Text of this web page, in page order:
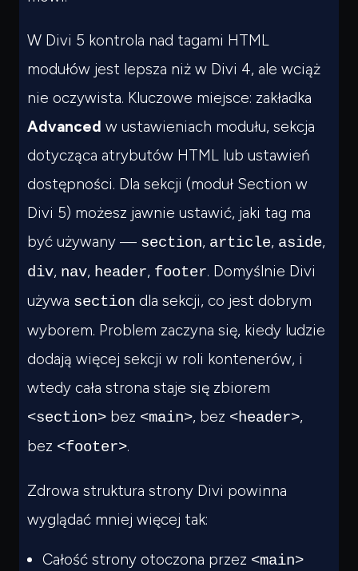
W Divi 5 kontrola nad tagami HTML
modułów jest lepsza niż w Divi 4, ale wciąż
nie oczywista. Kluczowe miejsce: zakładka
Advanced w ustawieniach modułu, sekcja
dotycząca atrybutów HTML lub ustawień
dostępności. Dla sekcji (moduł Section w
Divi 5) możesz jawnie ustawić, jaki tag ma
być używany — section, article, aside,
div, nav, header, footer. Domyślnie Divi
używa section dla sekcji, co jest dobrym
wyborem. Problem zaczyna się, kiedy ludzie
dodają więcej sekcji w roli kontenerów, i
wtedy cała strona staje się zbiorem
<section> bez <main>, bez <header>,
bez <footer>.
Zdrowa struktura strony Divi powinna
wyglądać mniej więcej tak:
Całość strony otoczona przez <main>